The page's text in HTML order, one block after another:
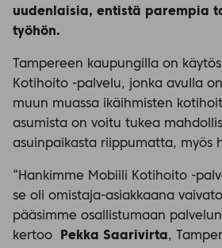
uudenlaisia, entistä parempia
työhön.
Tampereen kaupungilla on
Kotihoito -palvelu, jonka avulla
muun muassa ikäihmisten
asumista on voitu tukea
asuinpaikasta riippumatta, myös
“Hankimme Mobiili Kotihoito -
se oli omistaja-asiakkaana
pääsimme osallistumaan
kertoo Pekka Saarivirta,